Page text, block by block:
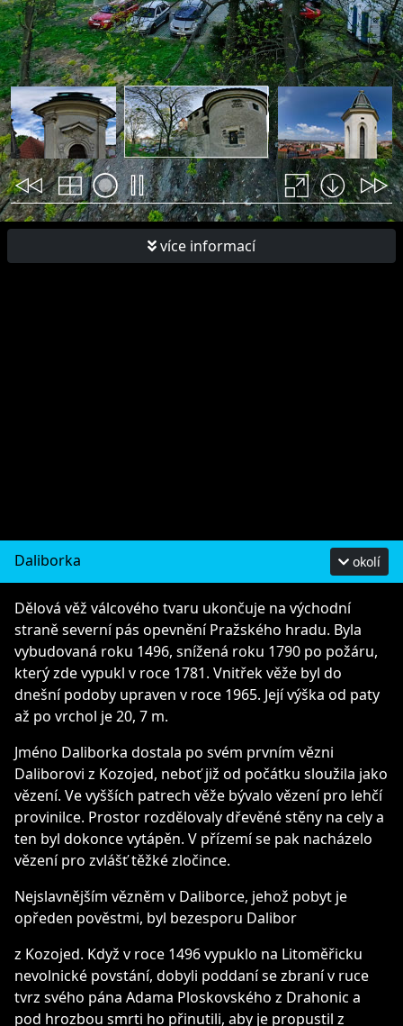
více informací
Daliborka okolí
Dělová věž válcového tvaru ukončuje na východní
straně severní pás opevnění Pražského hradu. Byla
vybudovaná roku 1496, snížená roku 1790 po požáru,
který zde vypukl v roce 1781. Vnitřek věže byl do
dnešní podoby upraven v roce 1965. Její výška od paty
až po vrchol je 20, 7 m.
Jméno Daliborka dostala po svém prvním vězni
Daliborovi z Kozojed, neboť již od počátku sloužila jako
vězení. Ve vyšších patrech věže bývalo vězení pro lehčí
provinilce. Prostor rozdělovaly dřevěné stěny na cely a
ten byl dokonce vytápěn. V přízemí se pak nacházelo
vězení pro zvlášť těžké zločince.
Nejslavnějším vězněm v Daliborce, jehož pobyt je
opředen pověstmi, byl bezesporu Dalibor
z Kozojed. Když v roce 1496 vypuklo na Litoměřicku
nevolnické povstání, dobyli poddaní se zbraní v ruce
tvrz svého pána Adama Ploskovského z Drahonic a
pod hrozbou smrti ho přinutili, aby je propustil z